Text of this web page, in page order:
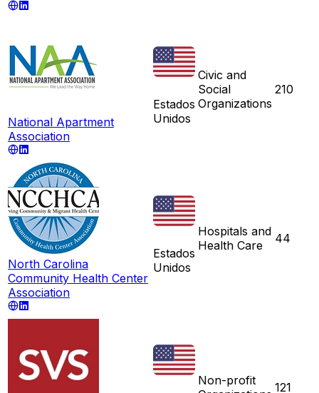
National Apartment
Association
Estados
Unidos
Civic and
Social
Organizations
210
North Carolina
Community Health Center
Association
Estados
Unidos
Hospitals and
Health Care
44
Non-profit
121